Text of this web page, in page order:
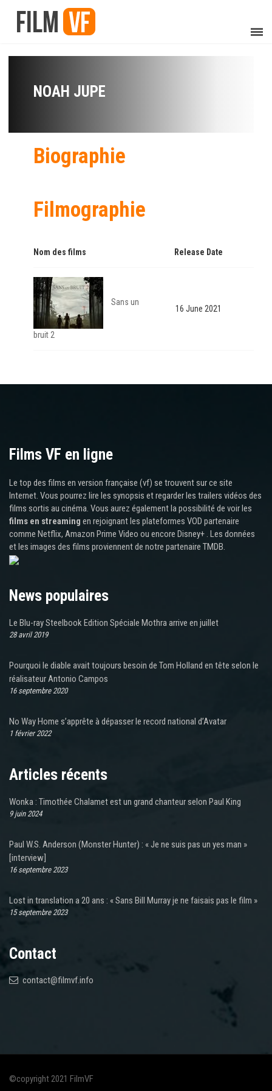
NOAH JUPE
Biographie
Filmographie
Nom des films Release Date
Sans un
bruit 2
16 June 2021
Films VF en ligne
Le top des films en version française (vf) se trouvent sur ce site
Internet. Vous pourrez lire les synopsis et regarder les trailers vidéos des
films sortis au cinéma. Vous aurez également la possibilité de voir les
films en streaming en rejoignant les plateformes VOD partenaire
comme Netflix, Amazon Prime Video ou encore Disney+ . Les données
et les images des films proviennent de notre partenaire TMDB.
News populaires
Le Blu-ray Steelbook Edition Spéciale Mothra arrive en juillet
28 avril 2019
Pourquoi le diable avait toujours besoin de Tom Holland en tête selon le
réalisateur Antonio Campos
16 septembre 2020
No Way Home s’apprête à dépasser le record national d’Avatar
1 février 2022
Articles récents
Wonka : Timothée Chalamet est un grand chanteur selon Paul King
9 juin 2024
Paul W.S. Anderson (Monster Hunter) : « Je ne suis pas un yes man »
[interview]
16 septembre 2023
Lost in translation a 20 ans : « Sans Bill Murray je ne faisais pas le film »
15 septembre 2023
Contact
contact@filmvf.info
©copyright 2021 FilmVF